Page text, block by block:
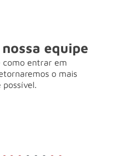
equipe
como entrar em
o mais
possível.